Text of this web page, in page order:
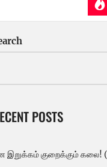
POSTS
இறுக்கம் குறைக்கும் கலை!